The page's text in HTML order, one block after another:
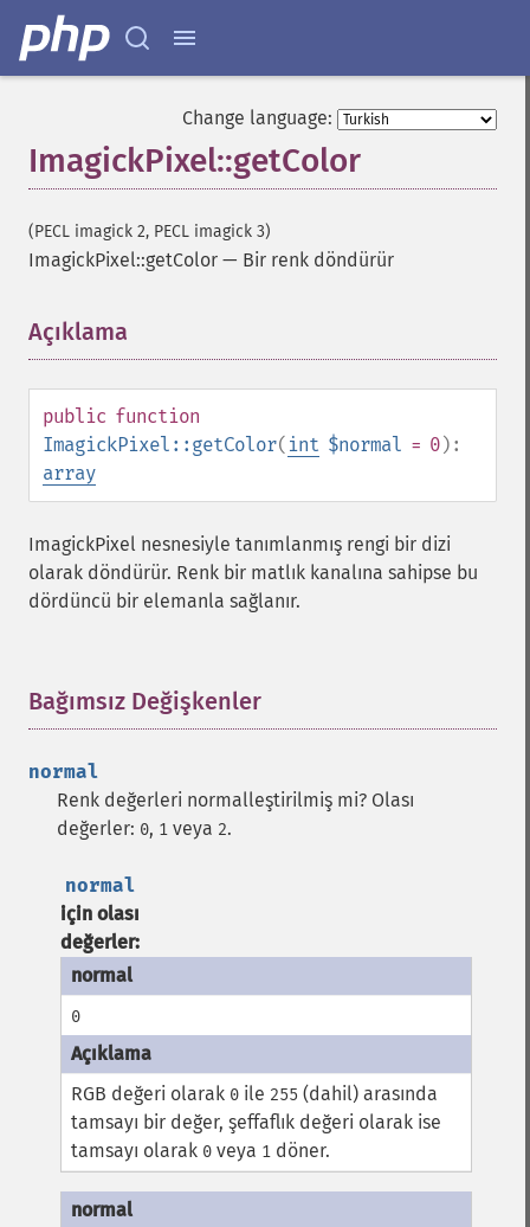
Change language:
ImagickPixel::getColor
(PECL imagick 2, PECL imagick 3)
ImagickPixel::getColor — Bir renk döndürür
Açıklama
public function
ImagickPixel::getColor( int $normal = 0):
array
ImagickPixel nesnesiyle tanımlanmış rengi bir dizi
olarak döndürür. Renk bir matlık kanalına sahipse bu
dördüncü bir elemanla sağlanır.
Bağımsız Değişkenler
normal
Renk değerleri normalleştirilmiş mi? Olası
değerler: 0, 1 veya 2.
normal
için olası
değerler:
0
RGB değeri olarak 0 ile 255 (dahil) arasında
tamsayı bir değer, şeffaflık değeri olarak ise
tamsayı olarak 0 veya 1 döner.